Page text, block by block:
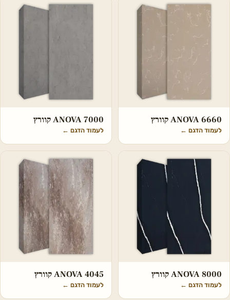
ANOVA 6660 קוורץ
לעמוד הדגם ←
ANOVA 7000 קוורץ
לעמוד הדגם ←
ANOVA 8000 קוורץ
לעמוד הדגם ←
ANOVA 4045 קוורץ
לעמוד הדגם ←